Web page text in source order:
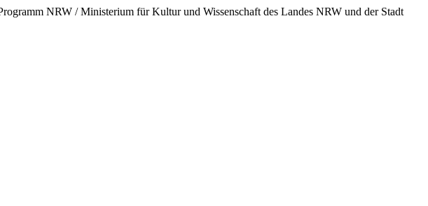
NRW / Ministerium für Kultur und Wissenschaft des Landes NRW und der Stadt